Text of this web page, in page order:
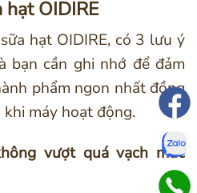
OIDIRE
hạt OIDIRE, có 3 lưu ý
bạn cần ghi nhớ để đảm
phẩm ngon nhất đồng
máy hoạt động.
vượt quá vạch mức